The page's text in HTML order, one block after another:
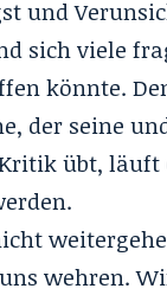
und
sich viele
könnte.
der seine
übt, läuft
wehren.